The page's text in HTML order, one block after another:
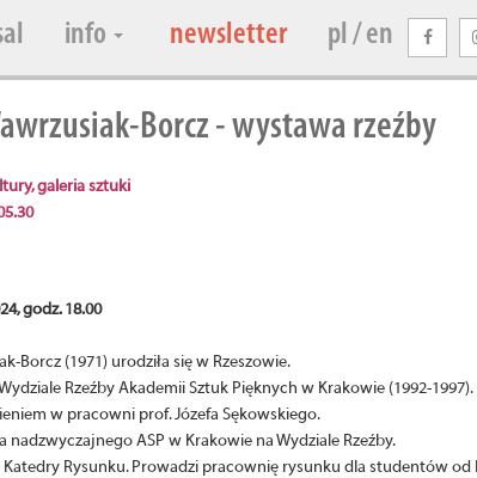
info newsletter pl / en
Borcz - wystawa rzeźby
galeria sztuki
godz. 18.00
Borcz (1971) urodziła się w Rzeszowie.
Rzeźby Akademii Sztuk Pięknych w Krakowie (1992-1997).
w pracowni prof. Józefa Sękowskiego.
nadzwyczajnego ASP w Krakowie na Wydziale Rzeźby.
Rysunku. Prowadzi pracownię rysunku dla studentów od II